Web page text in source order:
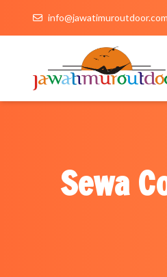
info@jawatimuroutdoor.com
Sewa